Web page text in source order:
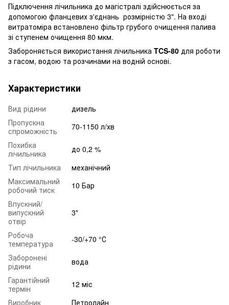
Підключення лічильника до магістралі здійснюється за
допомогою фланцевих з'єднань розмірністю 3". На вході
витратоміра встановлено фільтр грубого очищення палива
зі ступенем очищення 80 мкм.
Забороняється використання лічильника TCS-80 для роботи
з гасом, водою та розчинами на водній основі.
Характеристики
Вид рідини
дизель
Пропускна
спроможність
70-1150 л/хв
Похибка
лічильника
до 0,2 %
Тип лічильника
механічний
Максимальний
робочий тиск
10 Бар
Впускний/
випускний
отвір
3"
Робоча
температура
-30/+70 °С
Заборонені
рідини
вода
Гарантійний
термін
12 міс
Виробник
Петролайн